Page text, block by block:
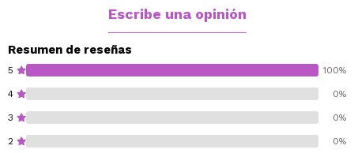
deseadas sin desperdicio.Escribe una opinión
Resumen de reseñas
5 100%
4 0%
3 0%
2 0%